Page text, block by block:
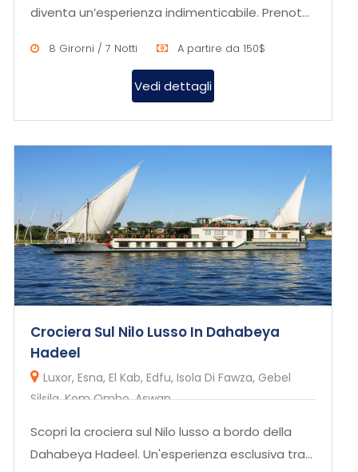
diventa un’esperienza indimenticabile. Prenota
8 Girorni / 7 Notti A partire da 150$
Vedi dettagli
Crociera Sul Nilo Lusso In Dahabeya
Hadeel
Luxor, Esna, El Kab, Edfu, Isola Di Fawza, Gebel
Silsila, Kom Ombo, Aswan
Scopri la crociera sul Nilo lusso a bordo della
Dahabeya Hadeel. Un'esperienza esclusiva tra